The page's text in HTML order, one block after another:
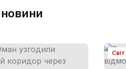
Світ